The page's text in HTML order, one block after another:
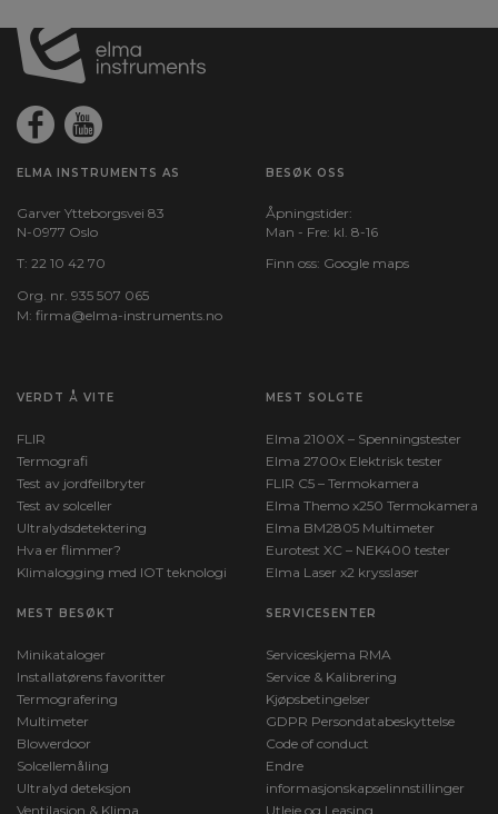
ELMA INSTRUMENTS AS
Garver Ytteborgsvei 83
N-0977 Oslo
T: 22 10 42 70
Org. nr. 935 507 065
M: firma@elma-instruments.no​
BESØK OSS
Åpningstider:
Man - Fre: kl. 8-16
Finn oss: Google maps
VERDT Å VITE
FLIR
Termografi
Test av jordfeilbryter
Test av solceller
Ultralydsdetektering
Hva er flimmer?
Klimalogging med IOT teknologi
MEST SOLGTE
Elma 2100X – Spenningstester
Elma 2700x Elektrisk tester
FLIR C5 – Termokamera
Elma Themo x250 Termokamera
Elma BM2805 Multimeter
Eurotest XC – NEK400 tester
Elma Laser x2 krysslaser
MEST BESØKT
Minikataloger
Installatørens favoritter
Termografering
Multimeter
Blowerdoor
Solcellemåling
Ultralyd deteksjon
Ventilasjon & Klima
SERVICESENTER
Serviceskjema RMA
Service & Kalibrering
Kjøpsbetingelser
GDPR Persondatabeskyttelse
Code of conduct
Endre
informasjonskapselinnstillinger
Utleie og Leasing